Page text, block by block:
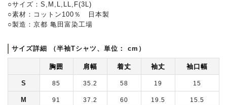
○サイズ：S,M,L,LL,F(3L)
○素材：コットン100％ 日本製
○製造：京都 亀田富染工場
サイズ詳細 （半袖Tシャツ、単位： cm）
胸囲 肩幅 着丈 袖丈 袖口幅
S 85 35.2 58 19 15
M 91 37.2 60 19.5 15.5